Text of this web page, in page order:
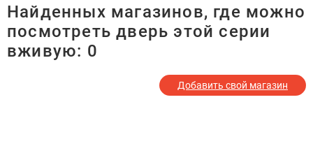
Найденных магазинов, где можно
посмотреть дверь этой серии
вживую: 0
Добавить свой магазин